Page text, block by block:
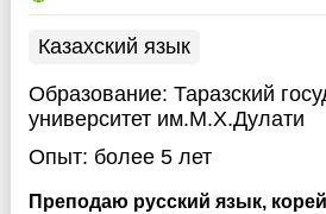
Казахский язык
Образование: Таразский
университет им.М.Х.Дулати
Опыт: более 5 лет
Преподаю русский язык,